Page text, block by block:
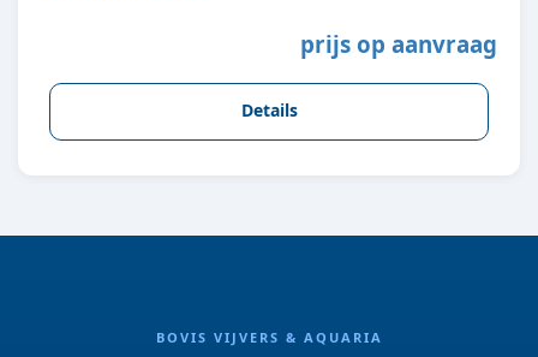
prijs op aanvraag
Details
BOVIS VIJVERS & AQUARIA